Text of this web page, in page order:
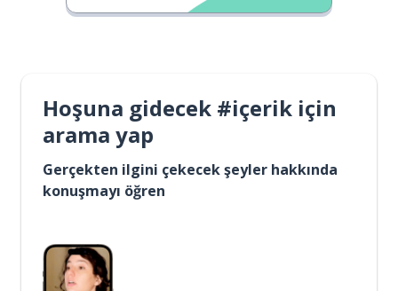
Hoşuna gidecek #içerik için
arama yap
Gerçekten ilgini çekecek şeyler hakkında
konuşmayı öğren